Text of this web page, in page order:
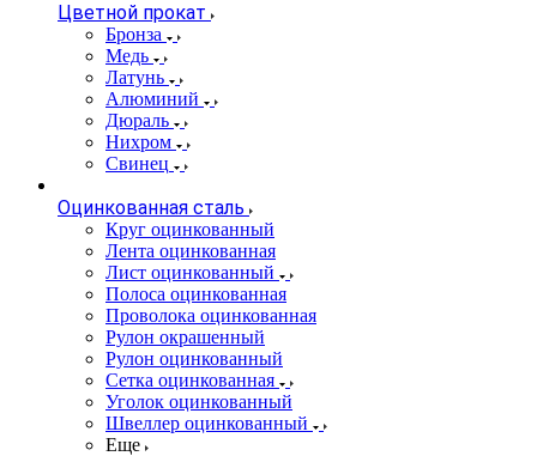
Цветной прокат
Бронза
Медь
Латунь
Алюминий
Дюраль
Нихром
Свинец
Оцинкованная сталь
Круг оцинкованный
Лента оцинкованная
Лист оцинкованный
Полоса оцинкованная
Проволока оцинкованная
Рулон окрашенный
Рулон оцинкованный
Сетка оцинкованная
Уголок оцинкованный
Швеллер оцинкованный
Еще